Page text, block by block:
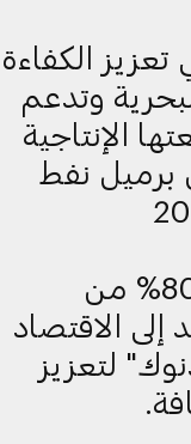
الكفاءة
وتدعم
الإنتاجية
5 ملايين برميل نفط
إعادة توجيه أكثر من 80% من
إلى الاقتصاد
لتعزيز